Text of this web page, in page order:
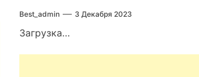
Best_admin 3 Декабря 2023
Загрузка…